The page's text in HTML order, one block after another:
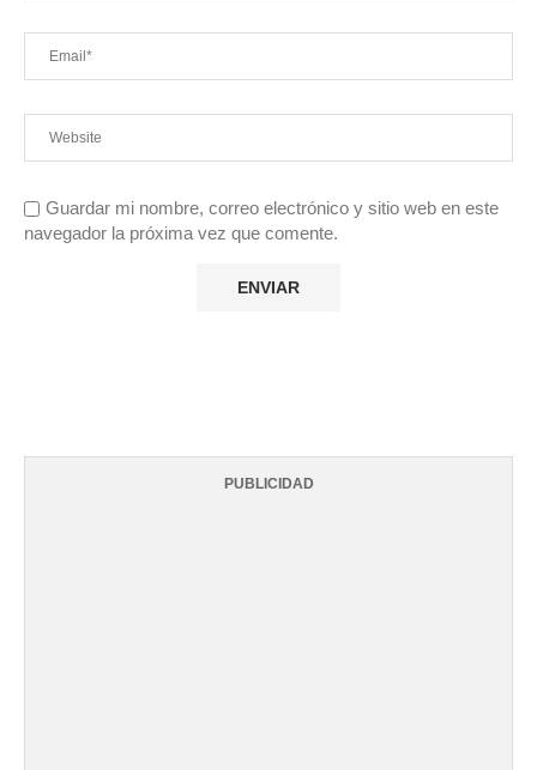
Guardar mi nombre, correo electrónico y sitio web en este
navegador la próxima vez que comente.
PUBLICIDAD